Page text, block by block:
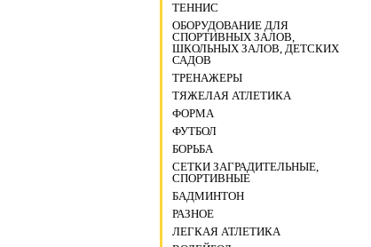
ТЕННИС
ОБОРУДОВАНИЕ ДЛЯ
СПОРТИВНЫХ ЗАЛОВ,
ШКОЛЬНЫХ ЗАЛОВ, ДЕТСКИХ
САДОВ
ТРЕНАЖЕРЫ
ТЯЖЕЛАЯ АТЛЕТИКА
ФОРМА
ФУТБОЛ
БОРЬБА
СЕТКИ ЗАГРАДИТЕЛЬНЫЕ,
СПОРТИВНЫЕ
БАДМИНТОН
РАЗНОЕ
ЛЕГКАЯ АТЛЕТИКА